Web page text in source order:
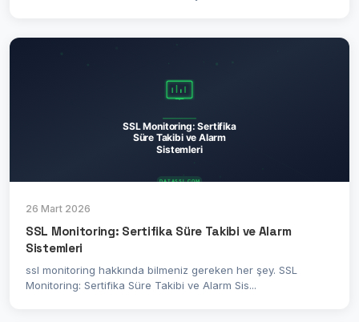
26 Mart 2026
SSL Monitoring: Sertifika Süre Takibi ve Alarm
Sistemleri
ssl monitoring hakkında bilmeniz gereken her şey. SSL
Monitoring: Sertifika Süre Takibi ve Alarm Sis...